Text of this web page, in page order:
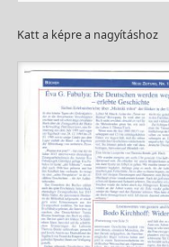
Katt a képre a nagyításhoz